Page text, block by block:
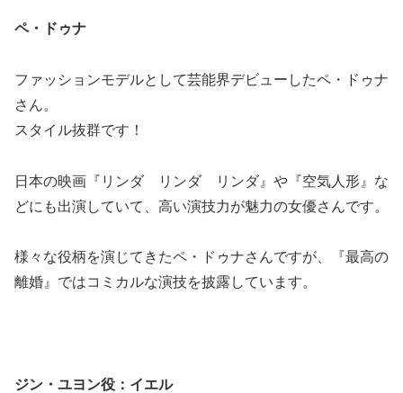
ペ・ドゥナ
ファッションモデルとして芸能界デビューしたペ・ドゥナ
さん。
スタイル抜群です！
日本の映画『リンダ リンダ リンダ』や『空気人形』な
どにも出演していて、高い演技力が魅力の女優さんです。
様々な役柄を演じてきたペ・ドゥナさんですが、『最高の
離婚』ではコミカルな演技を披露しています。
ジン・ユヨン役：イエル